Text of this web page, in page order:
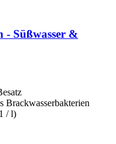
-​ Süßwasser &
Brackwasserbakterien
/ l)